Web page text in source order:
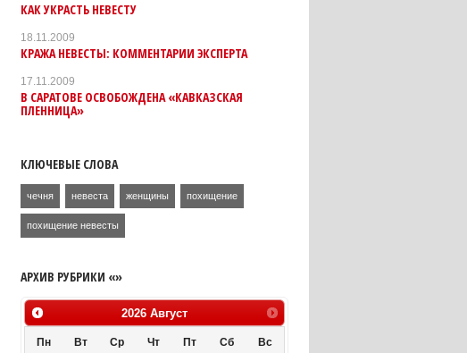
КАК УКРАСТЬ НЕВЕСТУ
18.11.2009
КРАЖА НЕВЕСТЫ: КОММЕНТАРИИ ЭКСПЕРТА
17.11.2009
В САРАТОВЕ ОСВОБОЖДЕНА «КАВКАЗСКАЯ
ПЛЕННИЦА»
КЛЮЧЕВЫЕ СЛОВА
чечня невеста женщины похищение
похищение невесты
АРХИВ РУБРИКИ «»
2026 Август
Пн Вт Ср Чт Пт Сб Вс